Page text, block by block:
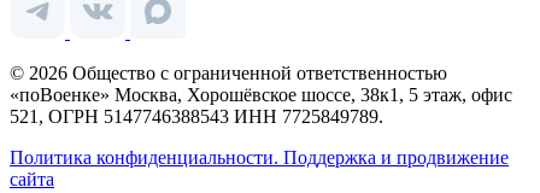
© 2026 Общество с ограниченной ответственностью
«поВоенке» Москва, Хорошёвское шоссе, 38к1, 5 этаж, офис
521, ОГРН 5147746388543 ИНН 7725849789.
Политика конфиденциальности. Поддержка и продвижение
сайта